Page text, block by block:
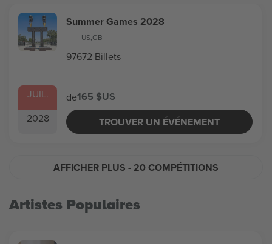
JUIL.
2028
Summer Games 2028
US,GB
97672 Billets
de165 $US
TROUVER UN ÉVÉNEMENT
AFFICHER PLUS - 20 COMPÉTITIONS
Artistes Populaires